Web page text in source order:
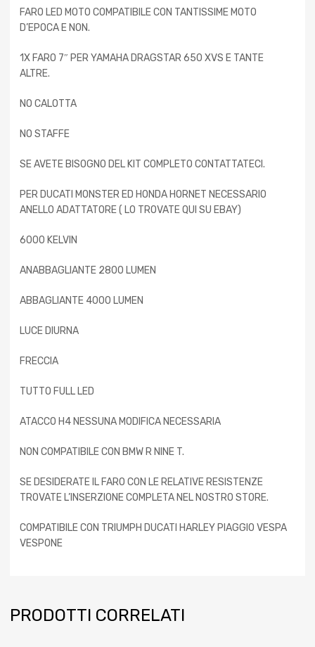
FARO LED MOTO COMPATIBILE CON TANTISSIME MOTO
D’EPOCA E NON.
1X FARO 7″ PER YAMAHA DRAGSTAR 650 XVS E TANTE
ALTRE.
NO CALOTTA
NO STAFFE
SE AVETE BISOGNO DEL KIT COMPLETO CONTATTATECI.
PER DUCATI MONSTER ED HONDA HORNET NECESSARIO
ANELLO ADATTATORE ( LO TROVATE QUI SU EBAY)
6000 KELVIN
ANABBAGLIANTE 2800 LUMEN
ABBAGLIANTE 4000 LUMEN
LUCE DIURNA
FRECCIA
TUTTO FULL LED
ATACCO H4 NESSUNA MODIFICA NECESSARIA
NON COMPATIBILE CON BMW R NINE T.
SE DESIDERATE IL FARO CON LE RELATIVE RESISTENZE
TROVATE L’INSERZIONE COMPLETA NEL NOSTRO STORE.
COMPATIBILE CON TRIUMPH DUCATI HARLEY PIAGGIO VESPA
VESPONE
PRODOTTI CORRELATI